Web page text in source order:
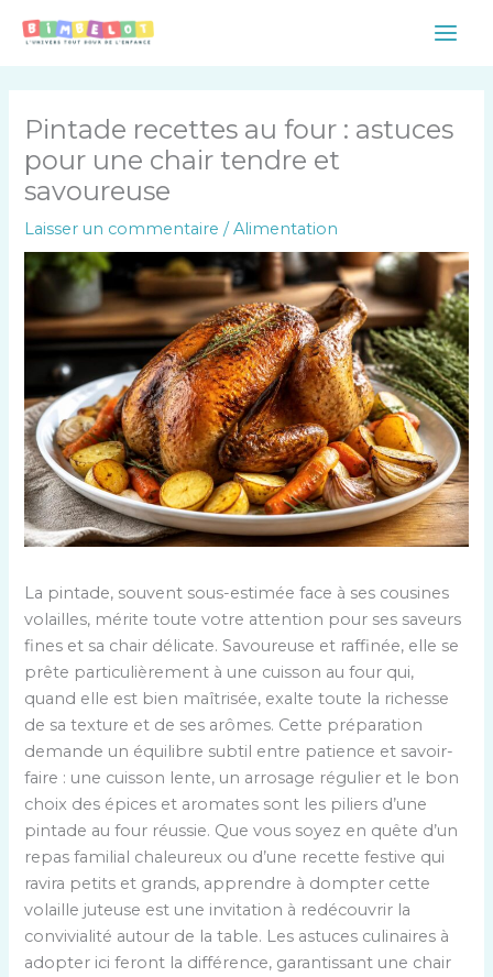
Main
Pintade recettes au four : astuces
pour une chair tendre et
savoureuse
Laisser un commentaire /Alimentation
La pintade, souvent sous-estimée face à ses cousines
volailles, mérite toute votre attention pour ses saveurs
fines et sa chair délicate. Savoureuse et raffinée, elle se
prête particulièrement à une cuisson au four qui,
quand elle est bien maîtrisée, exalte toute la richesse
de sa texture et de ses arômes. Cette préparation
demande un équilibre subtil entre patience et savoir-
faire : une cuisson lente, un arrosage régulier et le bon
choix des épices et aromates sont les piliers d’une
pintade au four réussie. Que vous soyez en quête d’un
repas familial chaleureux ou d’une recette festive qui
ravira petits et grands, apprendre à dompter cette
volaille juteuse est une invitation à redécouvrir la
convivialité autour de la table. Les astuces culinaires à
adopter ici feront la différence, garantissant une chair